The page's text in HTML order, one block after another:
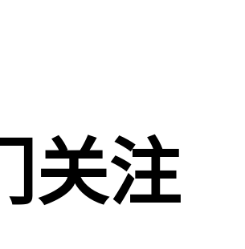
关注